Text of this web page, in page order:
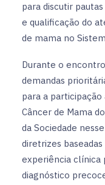
para discutir
e qualificação do
de mama no
Durante o
demandas
para a participação
Câncer de Mama
da Sociedade
diretrizes
experiência clínica
diagnóstico